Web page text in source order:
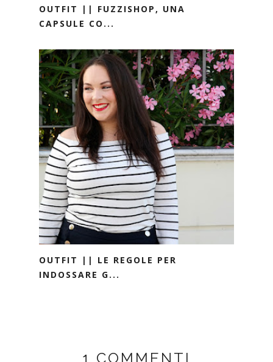
OUTFIT || FUZZISHOP, UNA
CAPSULE CO...
OUTFIT || LE REGOLE PER
INDOSSARE G...
1 COMMENTI